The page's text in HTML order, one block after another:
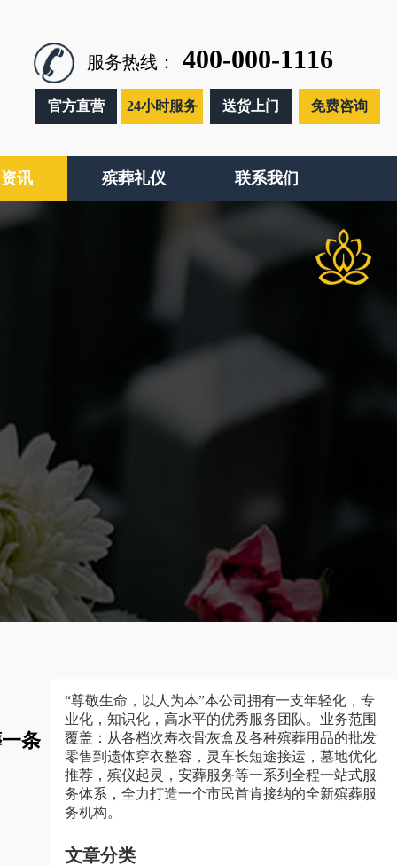
服务热线： 400-000-1116
官方直营 24小时服务 送货上门 免费咨询
讯 殡葬礼仪 联系我们
条
“尊敬生命，以人为本”本公司拥有一支年轻化，专
业化，知识化，高水平的优秀服务团队。业务范围
覆盖：从各档次寿衣骨灰盒及各种殡葬用品的批发
零售到遗体穿衣整容，灵车长短途接运，墓地优化
推荐，殡仪起灵，安葬服务等一系列全程一站式服
务体系，全力打造一个市民首肯接纳的全新殡葬服
务机构。
文章分类